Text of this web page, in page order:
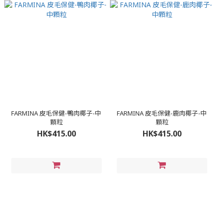
FARMINA 皮毛保健-鴨肉椰子-中
顆粒
HK$415.00
FARMINA 皮毛保健-鹿肉椰子-中
顆粒
HK$415.00